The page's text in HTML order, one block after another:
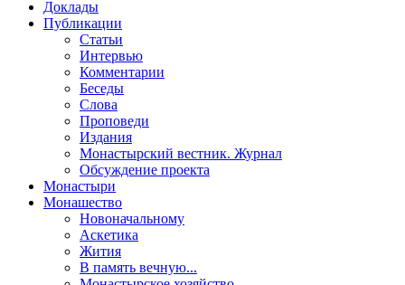
Доклады
Публикации
Статьи
Интервью
Комментарии
Беседы
Слова
Проповеди
Издания
Монастырский вестник. Журнал
Обсуждение проекта
Монастыри
Монашество
Новоначальному
Аскетика
Жития
В память вечную...